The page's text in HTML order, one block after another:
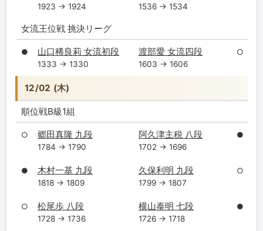
1923 → 1924 1536 → 1534
女流王位戦 挑決リーグ
● 山口稀良莉 女流初段
1333 → 1330
渡部愛 女流四段
1603 → 1606
○
12/02 (木)
順位戦B級1組
○ 郷田真隆 九段
1784 → 1790
阿久津主税 八段
1702 → 1696
●
● 木村一基 九段
1818 → 1809
久保利明 九段
1799 → 1807
○
○ 松尾歩 八段
1728 → 1736
横山泰明 七段
1726 → 1718
●